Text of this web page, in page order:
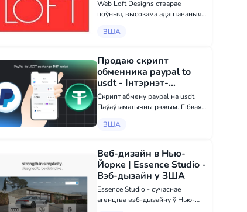
Web Loft Designs стварае
поўныя, высокама адаптаваныя
прадастаўлення ў Інтэрнэце,
камерцыю, бізнес-вэб-сайты,
парталы ўдзелу і забеспячэнне
высокага рэнкінгу ў...
ЗША
Продаю скрипт
обменника paypal to
usdt - Інтэрнэт-
продажы у ЗША
Скрипт абмену paypal на usdt.
Паўаўтаматычны рэжым. Гібкая
Аўтаматычнае абнаўленне курса
кантраляваны перавод usdt
атрымальніку. Захаванне спісу
транзак...
ЗША
Веб-дизайн в Нью-
Йорке | Essence Studio -
Вэб-дызайн у ЗША
Essence Studio - сучаснае
агенцтва вэб-дызайну ў Нью-